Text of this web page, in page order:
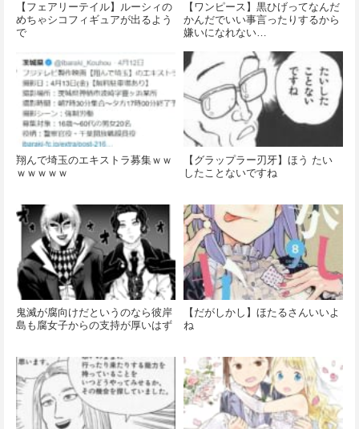
【フェアリーテイル】ルーシィの
めちゃシコフィギュアが出るよう
で
【ワンピース】黒ひげってなんだ
かんだでいい事言ったりするから
嫌いになれない…
翔んで埼玉のエキストラ募集ｗｗ
ｗｗｗｗｗ
【グラップラー刃牙】ほう たい
したことないですね
鬼滅が腐向けだというのなら彼岸
島も腐女子からの支持が厚いはず
【だがしかし】ほたるさんいいよ
ね